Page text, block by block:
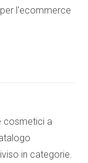
l'ecommerce
cosmetici a
in categorie.